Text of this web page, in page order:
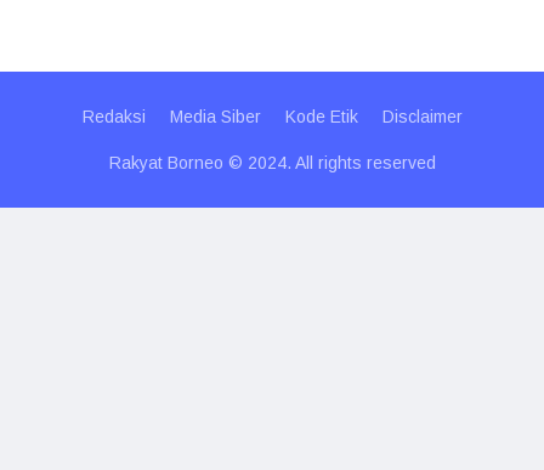
Redaksi Media Siber Kode Etik Disclaimer
Rakyat Borneo © 2024. All rights reserved